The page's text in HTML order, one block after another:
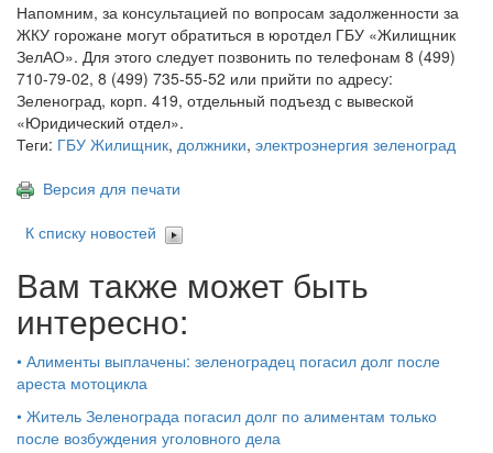
Напомним, за консультацией по вопросам задолженности за
ЖКУ горожане могут обратиться в юротдел ГБУ «Жилищник
ЗелАО». Для этого следует позвонить по телефонам 8 (499)
710-79-02, 8 (499) 735-55-52 или прийти по адресу:
Зеленоград, корп. 419, отдельный подъезд с вывеской
«Юридический отдел».
Теги: ГБУ Жилищник, должники, электроэнергия зеленоград
Версия для печати
К списку новостей
Вам также может быть
интересно:
• Алименты выплачены: зеленоградец погасил долг после
ареста мотоцикла
• Житель Зеленограда погасил долг по алиментам только
после возбуждения уголовного дела